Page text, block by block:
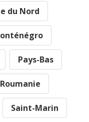
du Nord
Pays-Bas
Roumanie
Saint-Marin